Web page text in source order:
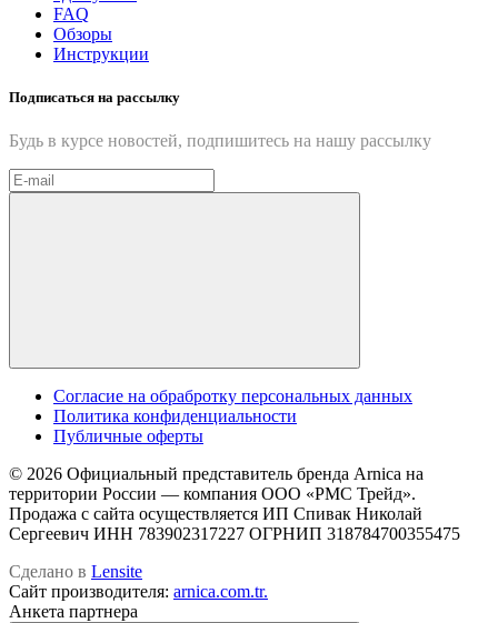
FAQ
Обзоры
Инструкции
Подписаться на рассылку
Будь в курсе новостей, подпишитесь на нашу рассылку
Cогласие на обрабротку персональных данных
Политика конфиденциальности
Публичные оферты
© 2026 Официальный представитель бренда Arnica на
территории России — компания OOO «РМС Трейд».
Продажа с сайта осуществляется ИП Спивак Николай
Сергеевич ИНН 783902317227 ОГРНИП 318784700355475
Сделано в Lensite
Сайт производителя: arnica.com.tr.
Анкета партнера